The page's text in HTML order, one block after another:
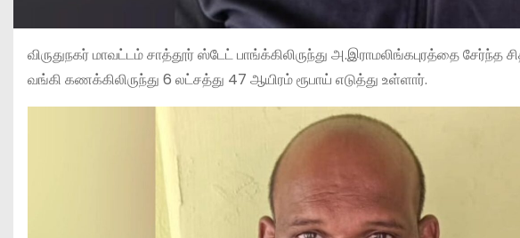
விருதுநகர் மாவட்டம் சாத்தூர் ஸ்டேட் பாங்க்கிலிருந்து அ.இராமலிங்கபுரத்தை
வங்கி கணக்கிலிருந்து 6 லட்சத்து 47 ஆயிரம் ரூபாய் எடுத்து உள்ளார்.